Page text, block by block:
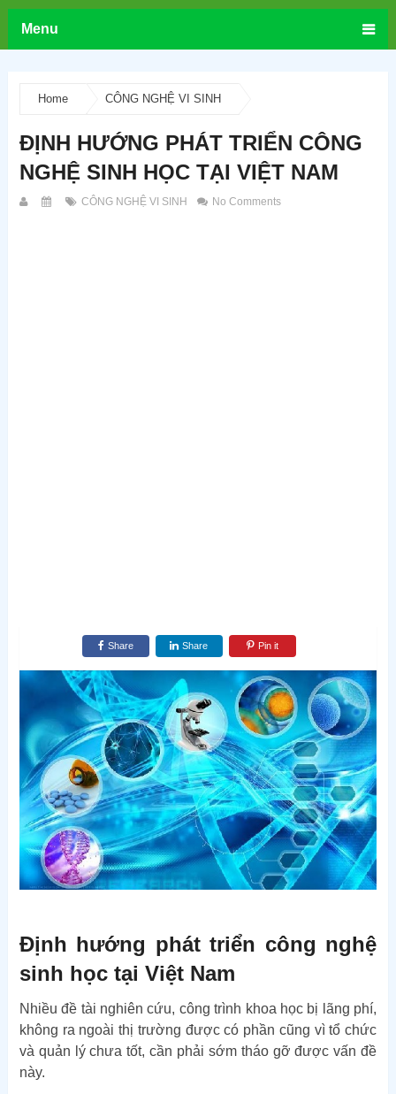
Menu
Home CÔNG NGHỆ VI SINH
ĐỊNH HƯỚNG PHÁT TRIỂN CÔNG
NGHỆ SINH HỌC TẠI VIỆT NAM
CÔNG NGHỆ VI SINH No Comments
Share Share Pin it
Định hướng phát triển công nghệ
sinh học tại Việt Nam
Nhiều đề tài nghiên cứu, công trình khoa học bị lãng phí,
không ra ngoài thị trường được có phần cũng vì tổ chức
và quản lý chưa tốt, cần phải sớm tháo gỡ được vấn đề
này.